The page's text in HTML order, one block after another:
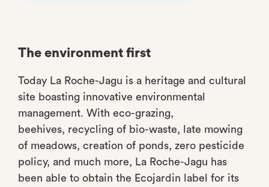
The environment first
Today La Roche-Jagu is a heritage and cultural
site boasting innovative environmental
management. With eco-grazing,
beehives, recycling of bio-waste, late mowing
of meadows, creation of ponds, zero pesticide
policy, and much more, La Roche-Jagu has
been able to obtain the Ecojardin label for its